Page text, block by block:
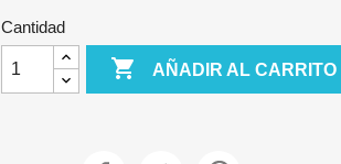
Cantidad
 AÑADIR AL CARRITO